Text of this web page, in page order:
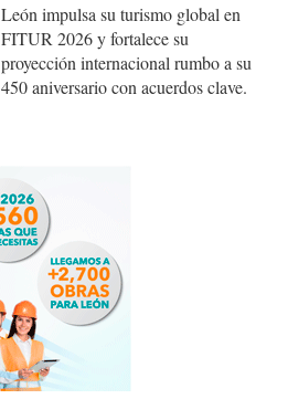
León impulsa su turismo global en
FITUR 2026 y fortalece su
proyección internacional rumbo a su
450 aniversario con acuerdos clave.